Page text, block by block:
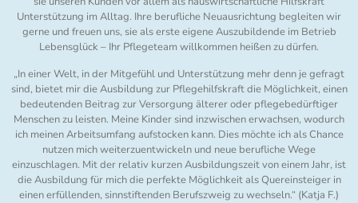
Unterstützung im Alltag. Ihre berufliche Neuausrichtung begleiten wir
gerne und freuen uns, sie als erste eigene Auszubildende im Betrieb
Lebensglück – Ihr Pflegeteam willkommen heißen zu dürfen.
„In einer Welt, in der Mitgefühl und Unterstützung mehr denn je gefragt
sind, bietet mir die Ausbildung zur Pflegehilfskraft die Möglichkeit, einen
bedeutenden Beitrag zur Versorgung älterer oder pflegebedürftiger
Menschen zu leisten. Meine Kinder sind inzwischen erwachsen, wodurch
ich meinen Arbeitsumfang aufstocken kann. Dies möchte ich als Chance
nutzen mich weiterzuentwickeln und neue berufliche Wege
einzuschlagen. Mit der relativ kurzen Ausbildungszeit von einem Jahr, ist
die Ausbildung für mich die perfekte Möglichkeit als Quereinsteiger in
einen erfüllenden, sinnstiftenden Berufszweig zu wechseln.“ (Katja F.)